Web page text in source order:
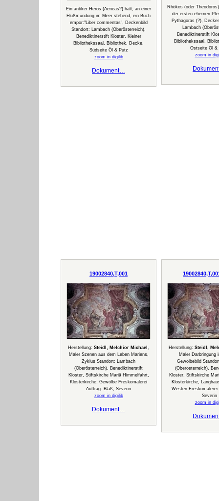
Ein antiker Heros (Aeneas?) hält, an einer
Flußmündung im Meer stehend, ein Buch
empor:"Liber commentas", Deckenbild
Standort: Lambach (Oberösterreich),
Benediktinerstift Kloster, Kleiner
Bibliothekssaal, Bibliothek, Decke,
Südseite Öl & Putz
zoom in digilib
Dokument…
Rhökos (oder
der ersten ehernen
Pythagoras (?),
Lambach
Benediktinerstift
Bibliothekssaal,
Ostseite Öl &
zoom in
19002840,T,001
Herstellung: Steidl, Melchior Michael
Maler Szenen aus dem Leben Mariens,
Zyklus Standort: Lambach
(Oberösterreich), Benediktinerstift
Kloster, Stiftskirche Mariä Himmelfahrt,
Klosterkirche, Gewölbe Freskomalerei
Auftrag: Blaß, Severin
zoom in digilib
Dokument…
Herstellung: Steidl,
Maler Darbringung
Gewölbebild
(Oberösterreich),
Kloster, Stiftskirche
Klosterkirche,
Westen
Severin
zoom in